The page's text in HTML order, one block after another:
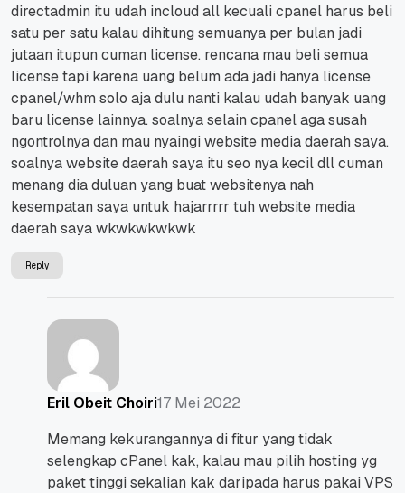
directadmin itu udah incloud all kecuali cpanel harus beli
satu per satu kalau dihitung semuanya per bulan jadi
jutaan itupun cuman license. rencana mau beli semua
license tapi karena uang belum ada jadi hanya license
cpanel/whm solo aja dulu nanti kalau udah banyak uang
baru license lainnya. soalnya selain cpanel aga susah
ngontrolnya dan mau nyaingi website media daerah saya.
soalnya website daerah saya itu seo nya kecil dll cuman
menang dia duluan yang buat websitenya nah
kesempatan saya untuk hajarrrrr tuh website media
daerah saya wkwkwkwkwk
Reply
Eril Obeit Choiri17 Mei 2022
Memang kekurangannya di fitur yang tidak
selengkap cPanel kak, kalau mau pilih hosting yg
paket tinggi sekalian kak daripada harus pakai VPS